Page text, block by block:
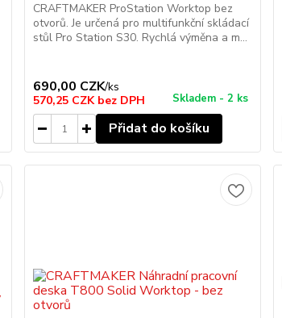
CRAFTMAKER ProStation Worktop bez
otvorů. Je určená pro multifunkční skládací
stůl Pro Station S30. Rychlá výměna a m...
690,00 CZK/ks
570,25 CZK bez DPH Skladem - 2 ks
Přidat do košíku